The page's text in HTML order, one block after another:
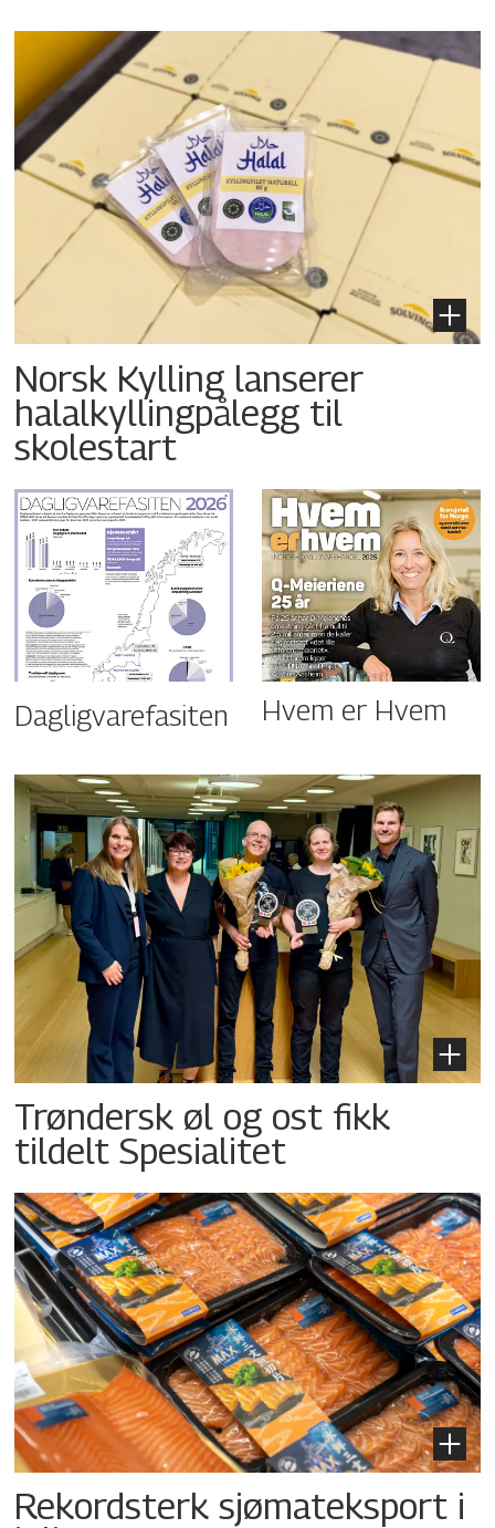
Norsk Kylling lanserer
halalkyllingpålegg til
skolestart
Dagligvarefasiten Hvem er Hvem
Trøndersk øl og ost fikk
tildelt Spesialitet
Rekordsterk sjømateksport i